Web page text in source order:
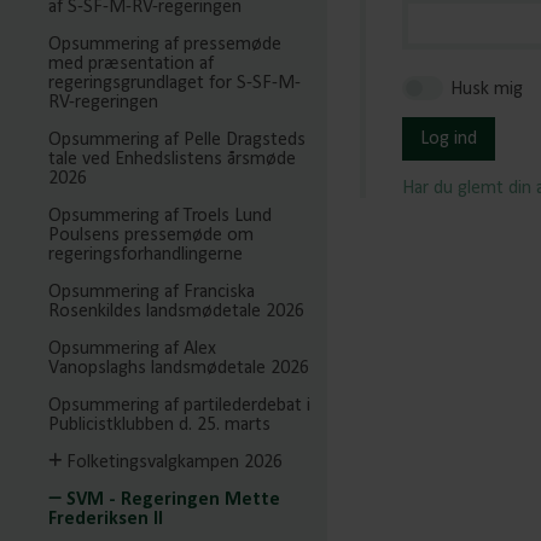
af S-SF-M-RV-regeringen
Opsummering af pressemøde
med præsentation af
regeringsgrundlaget for S-SF-M-
RV-regeringen
Opsummering af Pelle Dragsteds
tale ved Enhedslistens årsmøde
2026
Opsummering af Troels Lund
Poulsens pressemøde om
regeringsforhandlingerne
Opsummering af Franciska
Rosenkildes landsmødetale 2026
Opsummering af Alex
Vanopslaghs landsmødetale 2026
Opsummering af partilederdebat i
Publicistklubben d. 25. marts
Folketingsvalgkampen 2026
SVM - Regeringen Mette
Frederiksen II
Husk mig
Log ind
Har du glemt din